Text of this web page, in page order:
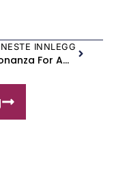
NESTE INNLEGG
Vinterbonanza For Amatørteateret